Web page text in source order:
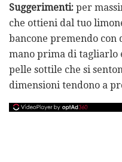
Suggerimenti: per
che ottieni dal tuo
bancone premendo con
mano prima di tagliarlo
pelle sottile che si
dimensioni tendono a